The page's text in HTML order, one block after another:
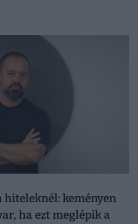
hiteleknél: keményen
ha ezt meglépik a